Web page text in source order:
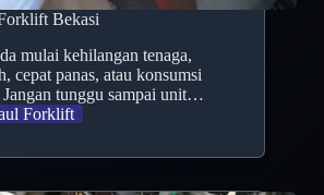
Bekasi
mulai kehilangan tenaga,
cepat panas, atau konsumsi
tunggu sampai unit…
Forklift